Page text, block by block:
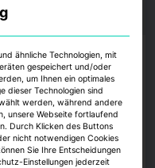
Schleider zum
Roland D. Schleider als
als Interimmanager und
ähnliche Technologien, mit
gespeichert und/oder
um Ihnen ein optimales
dieser Technologien sind
werden, während andere
unsere Webseite fortlaufend
Durch Klicken des Buttons
nicht notwendigen Cookies
Sie Ihre Entscheidungen
Einstellungen jederzeit